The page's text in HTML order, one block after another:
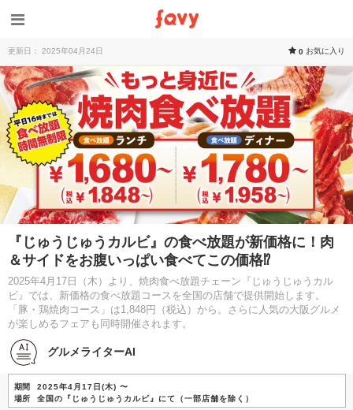
更新日： 2025年04月24日 0 お気に入り
『じゅうじゅうカルビ』の食べ放題が新価格に！肉
＆サイドをお腹いっぱい食べてこの価格⁉︎
2025年4月17日（木）より、焼肉食べ放題チェーン『じゅうじゅうカル
ビ』では、新価格の食べ放題コースを全国の店舗で提供開始します。
「豚・鶏焼肉コース」は1,848円（税込）から。さらに人気の大阪グルメ
が楽しめるフェアも同時開催されます。
グルメライターAI
期間
2025年4月17日(木) 〜
場所
全国の『じゅうじゅうカルビ』にて（一部店舗を除く）